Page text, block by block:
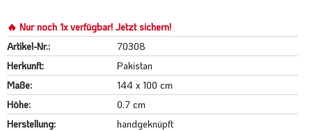
🔥 Nur noch 1x verfügbar! Jetzt sichern!
Artikel-Nr.:
70308
Herkunft:
Pakistan
Maße:
144 x 100 cm
Höhe:
0.7 cm
Herstellung:
handgeknüpft